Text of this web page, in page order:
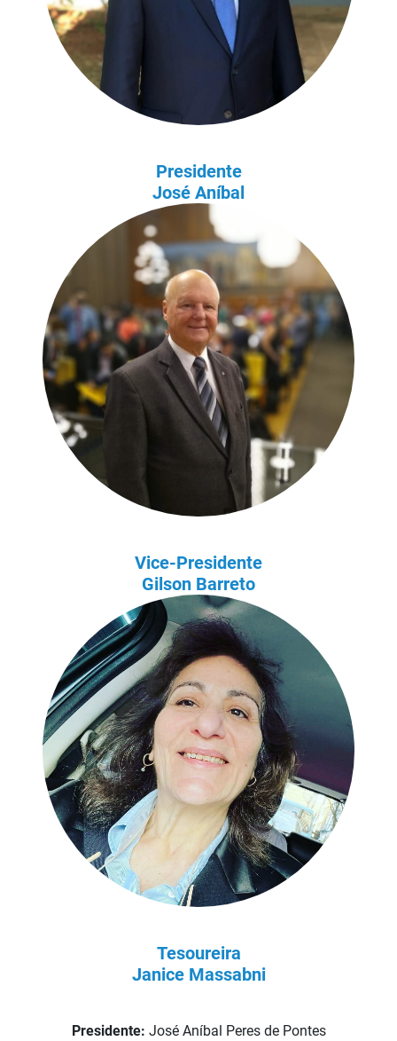
Presidente
José Aníbal
Vice-Presidente
Gilson Barreto
Tesoureira
Janice Massabni
Presidente: José Aníbal Peres de Pontes